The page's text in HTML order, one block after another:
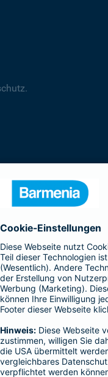
Produkte
Sie jetzt bis zu